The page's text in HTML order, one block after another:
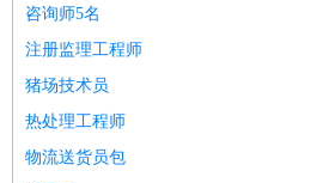
咨询师5名
注册监理工程师
猪场技术员
热处理工程师
物流送货员包